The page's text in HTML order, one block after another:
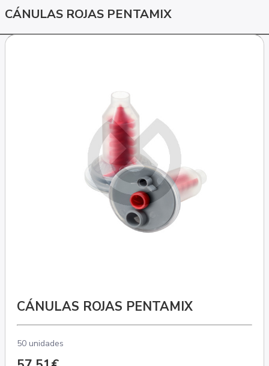
CÁNULAS ROJAS PENTAMIX
CÁNULAS ROJAS PENTAMIX
50 unidades